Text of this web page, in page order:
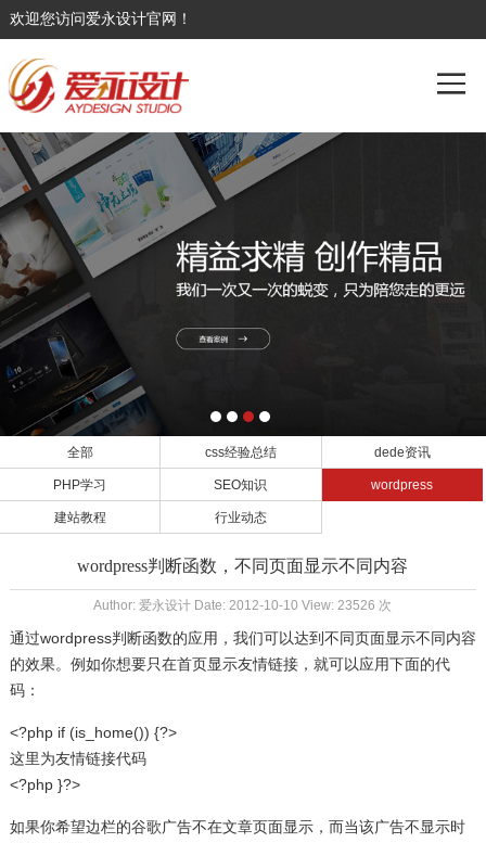
欢迎您访问爱永设计官网！
全部 css经验总结 dede资讯
PHP学习 SEO知识 wordpress
建站教程 行业动态
wordpress判断函数，不同页面显示不同内容
Author: 爱永设计 Date: 2012-10-10 View: 23526 次
通过wordpress判断函数的应用，我们可以达到不同页面显示不同内容
的效果。例如你想要只在首页显示友情链接，就可以应用下面的代
码：
<?php if (is_home()) {?>
这里为友情链接代码
<?php }?>
如果你希望边栏的谷歌广告不在文章页面显示，而当该广告不显示时